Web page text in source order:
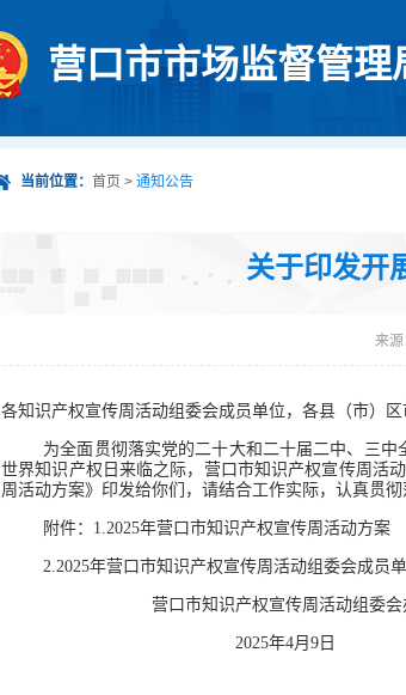
营口市市场监督管理
当前位置： 首页 > 通知公告
关于印发开
来源
各知识产权宣传周活动组委会成员单位，各县（市）
为全面贯彻落实党的二十大和二十届二中、三
世界知识产权日来临之际，营口市知识产权宣传周活
周活动方案》印发给你们，请结合工作实际，认真贯彻
附件：1.2025年营口市知识产权宣传周活动方案
2.2025年营口市知识产权宣传周活动组委会成员
营口市知识产权宣传周活动组委会
2025年4月9日